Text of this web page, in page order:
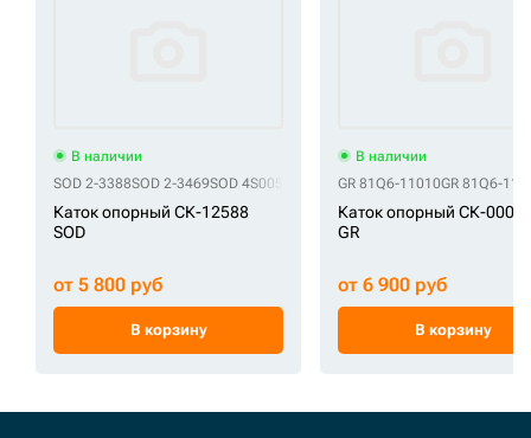
В наличии
SOD 2-3388SOD 2-3469SOD 4S00509 SOD 71401360SOD 9114681SOD
Каток опорный СК-12588
SOD
от 5 800 руб
В корзину
В наличии
GR 81Q6-11010GR 81Q6-
Каток опорный СК-
GR
от 6 900 руб
В корзину